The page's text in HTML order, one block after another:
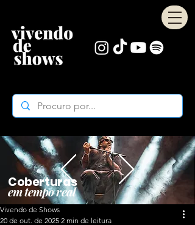
Coberturas
em tempo real
Vivendo de Shows
20 de out. de 2025 2 min de leitura